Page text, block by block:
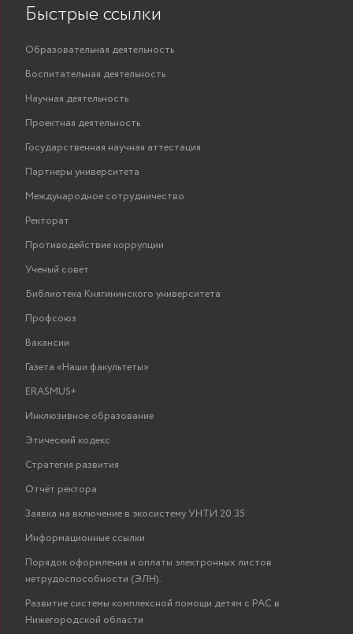
Быстрые ссылки
Образовательная деятельность
Воспитательная деятельность
Научная деятельность
Проектная деятельность
Государственная научная аттестация
Партнеры университета
Международное сотрудничество
Ректорат
Противодействие коррупции
Ученый совет
Библиотека Княгининского университета
Профсоюз
Вакансии
Газета «Наши факультеты»
ERASMUS+
Инклюзивное образование
Этический кодекс
Стратегия развития
Отчёт ректора
Заявка на включение в экосистему УНТИ 20.35
Информационные ссылки
Порядок оформления и оплаты электронных листов
нетрудоспособности (ЭЛН).
Развитие системы комплексной помощи детям с РАС в
Нижегородской области